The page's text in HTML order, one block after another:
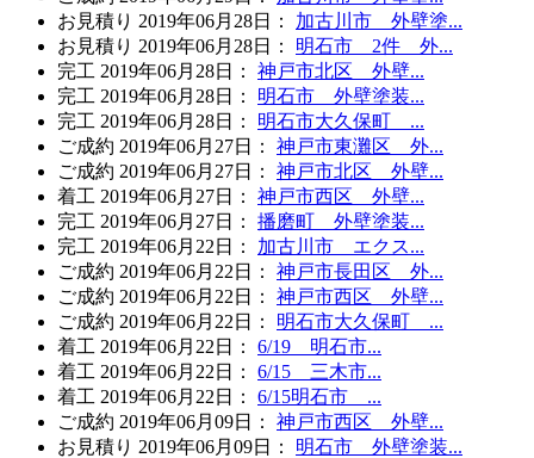
お見積り 2019年06月28日 ：
加古川市 外壁塗...
お見積り 2019年06月28日 ：
明石市 2件 外...
完工 2019年06月28日 ：
神戸市北区 外壁...
完工 2019年06月28日 ：
明石市 外壁塗装...
完工 2019年06月28日 ：
明石市大久保町 ...
ご成約 2019年06月27日 ：
神戸市東灘区 外...
ご成約 2019年06月27日 ：
神戸市北区 外壁...
着工 2019年06月27日 ：
神戸市西区 外壁...
完工 2019年06月27日 ：
播磨町 外壁塗装...
完工 2019年06月22日 ：
加古川市 エクス...
ご成約 2019年06月22日 ：
神戸市長田区 外...
ご成約 2019年06月22日 ：
神戸市西区 外壁...
ご成約 2019年06月22日 ：
明石市大久保町 ...
着工 2019年06月22日 ：
6/19 明石市...
着工 2019年06月22日 ：
6/15 三木市...
着工 2019年06月22日 ：
6/15明石市 ...
ご成約 2019年06月09日 ：
神戸市西区 外壁...
お見積り 2019年06月09日 ：
明石市 外壁塗装...